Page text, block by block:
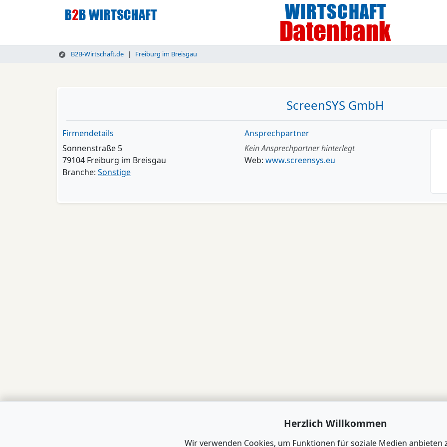
B2B-Wirtschaft.de Freiburg im Breisgau
ScreenSYS GmbH
Firmendetails
Sonnenstraße 5
79104 Freiburg im Breisgau
Branche: Sonstige
Ansprechpartner
Kein Ansprechpartner hinterlegt
Web: www.screensys.eu
Herzlich Willkommen
Wir verwenden Cookies, um Funktionen für soziale Medien anbieten